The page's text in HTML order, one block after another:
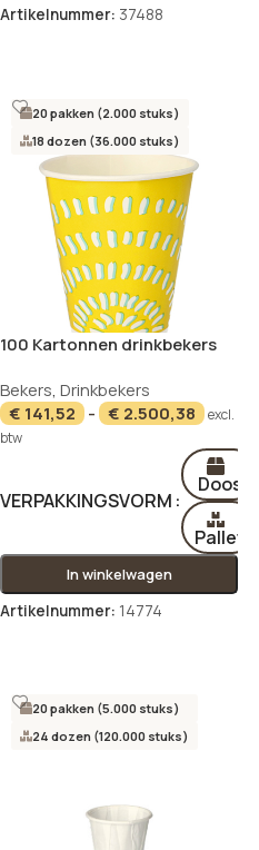
Artikelnummer: 37488
20 pakken (2.000 stuks)
18 dozen (36.000 stuks)
100 Kartonnen drinkbekers
8,97 cm · 10 cm geel “Rays”
Bekers, Drinkbekers
€ 141,52 - € 2.500,38
excl.
btw
VERPAKKINGSVORM
Doos
Pallet
In winkelwagen
Artikelnummer: 14774
20 pakken (5.000 stuks)
24 dozen (120.000 stuks)